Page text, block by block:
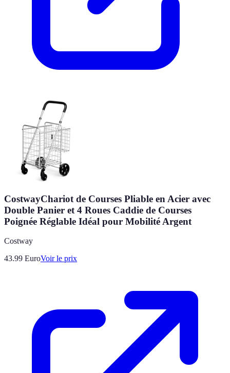
CostwayChariot de Courses Pliable en Acier avec
Double Panier et 4 Roues Caddie de Courses
Poignée Réglable Idéal pour Mobilité Argent
Costway
43.99 EuroVoir le prix